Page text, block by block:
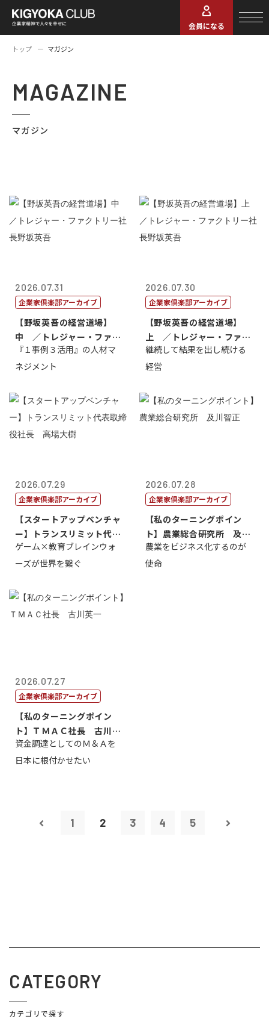
会員になる
トップ マガジン
MAGAZINE
マガジン
2026.07.31
企業家倶楽部アーカイブ
【野坂英吾の経営道場】
中 ／トレジャー・ファク
トリー社長野坂...
『１事例３活用』の人材マ
ネジメント
2026.07.30
企業家倶楽部アーカイブ
【野坂英吾の経営道場】
上 ／トレジャー・ファク
トリー社長野坂...
継続して結果を出し続ける
経営
2026.07.29
企業家倶楽部アーカイブ
【スタートアップベンチャ
ー】トランスリミット代表
取締役社長 ...
ゲーム×教育ブレインウォ
ーズが世界を繋ぐ
2026.07.28
企業家倶楽部アーカイブ
【私のターニングポイン
ト】農業総合研究所 及川
智正
農業をビジネス化するのが
使命
2026.07.27
企業家倶楽部アーカイブ
【私のターニングポイン
ト】ＴＭＡＣ社長 古川英
一
資金調達としてのＭ＆Ａを
日本に根付かせたい
1 2 3 4 5
CATEGORY
カテゴリで探す